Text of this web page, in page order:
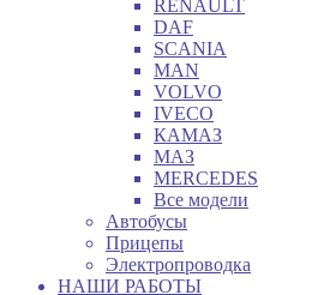
RENAULT
DAF
SCANIA
MAN
VOLVO
IVECO
КАМАЗ
МАЗ
MERCEDES
Все модели
Автобусы
Прицепы
Электропроводка
НАШИ РАБОТЫ